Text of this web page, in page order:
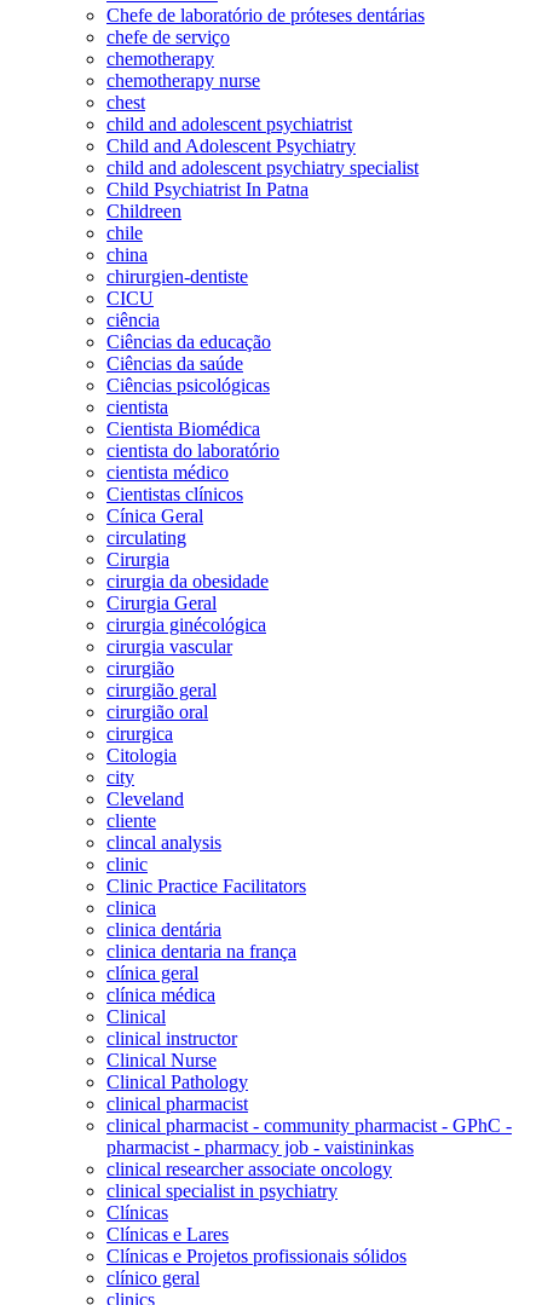
Chefe de laboratório de próteses dentárias
chefe de serviço
chemotherapy
chemotherapy nurse
chest
child and adolescent psychiatrist
Child and Adolescent Psychiatry
child and adolescent psychiatry specialist
Child Psychiatrist In Patna
Childreen
chile
china
chirurgien-dentiste
CICU
ciência
Ciências da educação
Ciências da saúde
Ciências psicológicas
cientista
Cientista Biomédica
cientista do laboratório
cientista médico
Cientistas clínicos
Cínica Geral
circulating
Cirurgia
cirurgia da obesidade
Cirurgia Geral
cirurgia ginécológica
cirurgia vascular
cirurgião
cirurgião geral
cirurgião oral
cirurgica
Citologia
city
Cleveland
cliente
clincal analysis
clinic
Clinic Practice Facilitators
clinica
clinica dentária
clinica dentaria na frança
clínica geral
clínica médica
Clinical
clinical instructor
Clinical Nurse
Clinical Pathology
clinical pharmacist
clinical pharmacist - community pharmacist - GPhC -
pharmacist - pharmacy job - vaistininkas
clinical researcher associate oncology
clinical specialist in psychiatry
Clínicas
Clínicas e Lares
Clínicas e Projetos profissionais sólidos
clínico geral
clinics